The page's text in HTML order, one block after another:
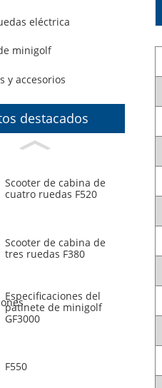
eléctrica
minigolf
y accesorios
destacados
Scooter de cabina de
cuatro ruedas F520
Scooter de cabina de
tres ruedas F380
Especificaciones del
patinete de minigolf
GF3000
F550